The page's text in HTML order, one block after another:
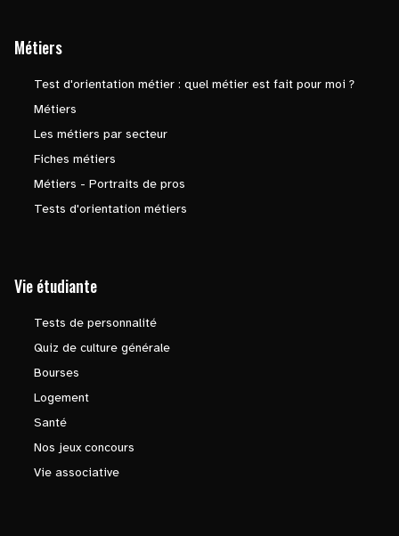
Métiers
Test d'orientation métier : quel métier est fait pour moi ?
Métiers
Les métiers par secteur
Fiches métiers
Métiers - Portraits de pros
Tests d'orientation métiers
Vie étudiante
Tests de personnalité
Quiz de culture générale
Bourses
Logement
Santé
Nos jeux concours
Vie associative